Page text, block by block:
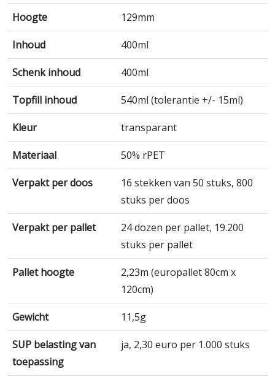
Hoogte 129mm
Inhoud 400ml
Schenk inhoud 400ml
Topfill inhoud 540ml (tolerantie +/- 15ml)
Kleur transparant
Materiaal 50% rPET
Verpakt per doos
16 stekken van 50 stuks, 800
stuks per doos
Verpakt per pallet
24 dozen per pallet, 19.200
stuks per pallet
Pallet hoogte
2,23m (europallet 80cm x
120cm)
Gewicht 11,5g
SUP belasting van
toepassing
ja, 2,30 euro per 1.000 stuks